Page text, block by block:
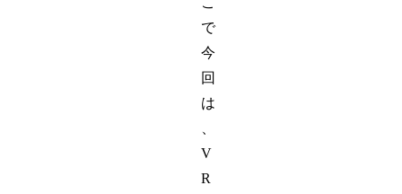
で
今
回
は
V
R